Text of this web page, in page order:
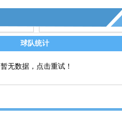
球队统计
暂无数据，点击重试！